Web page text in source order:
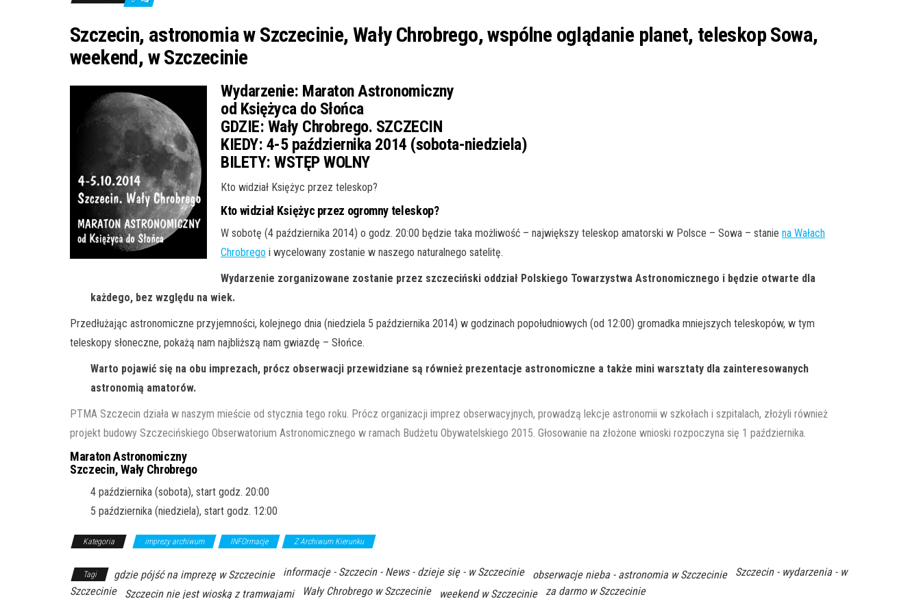
Szczecin, astronomia w Szczecinie, Wały Chrobrego, wspólne oglądanie planet, teleskop Sowa,
weekend, w Szczecinie
Wydarzenie: Maraton Astronomiczny
od Księżyca do Słońca
GDZIE: Wały Chrobrego. SZCZECIN
KIEDY: 4-5 października 2014 (sobota-niedziela)
BILETY: WSTĘP WOLNY
Kto widział Księżyc przez teleskop?
Kto widział Księżyc przez ogromny teleskop?
W sobotę (4 października 2014) o godz. 20:00 będzie taka możliwość – największy teleskop amatorski w Polsce – Sowa – stanie na Wałach
Chrobrego i wycelowany zostanie w naszego naturalnego satelitę.
Wydarzenie zorganizowane zostanie przez szczeciński oddział Polskiego Towarzystwa Astronomicznego i będzie otwarte dla
każdego, bez względu na wiek.
Przedłużając astronomiczne przyjemności, kolejnego dnia (niedziela 5 października 2014) w godzinach popołudniowych (od 12:00) gromadka mniejszych teleskopów, w tym
teleskopy słoneczne, pokażą nam najbliższą nam gwiazdę – Słońce.
Warto pojawić się na obu imprezach, prócz obserwacji przewidziane są również prezentacje astronomiczne a także mini warsztaty dla zainteresowanych
astronomią amatorów.
PTMA Szczecin działa w naszym mieście od stycznia tego roku. Prócz organizacji imprez obserwacyjnych, prowadzą lekcje astronomii w szkołach i szpitalach, złożyli również
projekt budowy Szczecińskiego Obserwatorium Astronomicznego w ramach Budżetu Obywatelskiego 2015. Głosowanie na złożone wnioski rozpoczyna się 1 października.
Maraton Astronomiczny
Szczecin, Wały Chrobrego
4 października (sobota), start godz. 20:00
5 października (niedziela), start godz. 12:00
Kategoria imprezy archiwum INFOrmacje Z Archiwum Kierunku
Tagi gdzie pójść na imprezę w Szczecinie informacje - Szczecin - News - dzieje się - w Szczecinie obserwacje nieba - astronomia w Szczecinie
Szczecin - wydarzenia - w
Szczecinie
Szczecin nie jest wioską z tramwajami Wały Chrobrego w Szczecinie weekend w Szczecinie za darmo w Szczecinie